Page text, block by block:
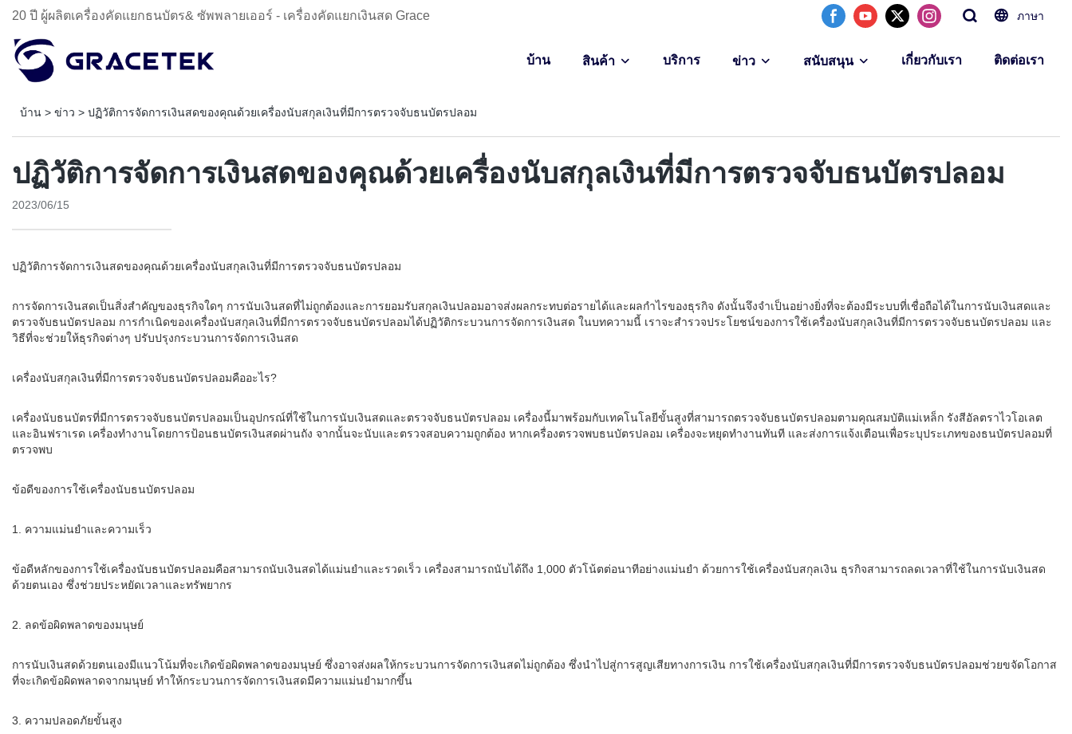
20 ปี ผู้ผลิตเครื่องคัดแยกธนบัตร& ซัพพลายเออร์ - เครื่องคัดแยกเงินสด Grace ภาษา
บ้าน สินค้า บริการ ข่าว สนับสนุน เกี่ยวกับเรา ติดต่อเรา
บ้าน > ข่าว > ปฏิวัติการจัดการเงินสดของคุณด้วยเครื่องนับสกุลเงินที่มีการตรวจจับธนบัตรปลอม
ปฏิวัติการจัดการเงินสดของคุณด้วยเครื่องนับสกุลเงินที่มีการตรวจจับธนบัตรปลอม
2023/06/15
ปฏิวัติการจัดการเงินสดของคุณด้วยเครื่องนับสกุลเงินที่มีการตรวจจับธนบัตรปลอม
การจัดการเงินสดเป็นสิ่งสำคัญของธุรกิจใดๆ การนับเงินสดที่ไม่ถูกต้องและการยอมรับสกุลเงินปลอมอาจส่งผลกระทบต่อรายได้และผลกำไรของธุรกิจ ดังนั้นจึงจำเป็นอย่างยิ่งที่จะต้องมีระบบที่เชื่อถือได้ในการนับเงินสดและ
ตรวจจับธนบัตรปลอม การกำเนิดของเครื่องนับสกุลเงินที่มีการตรวจจับธนบัตรปลอมได้ปฏิวัติกระบวนการจัดการเงินสด ในบทความนี้ เราจะสำรวจประโยชน์ของการใช้เครื่องนับสกุลเงินที่มีการตรวจจับธนบัตรปลอม และ
วิธีที่จะช่วยให้ธุรกิจต่างๆ ปรับปรุงกระบวนการจัดการเงินสด
เครื่องนับสกุลเงินที่มีการตรวจจับธนบัตรปลอมคืออะไร?
เครื่องนับธนบัตรที่มีการตรวจจับธนบัตรปลอมเป็นอุปกรณ์ที่ใช้ในการนับเงินสดและตรวจจับธนบัตรปลอม เครื่องนี้มาพร้อมกับเทคโนโลยีขั้นสูงที่สามารถตรวจจับธนบัตรปลอมตามคุณสมบัติแม่เหล็ก รังสีอัลตราไวโอเลต
และอินฟราเรด เครื่องทำงานโดยการป้อนธนบัตรเงินสดผ่านถัง จากนั้นจะนับและตรวจสอบความถูกต้อง หากเครื่องตรวจพบธนบัตรปลอม เครื่องจะหยุดทำงานทันที และส่งการแจ้งเตือนเพื่อระบุประเภทของธนบัตรปลอมที่
ตรวจพบ
ข้อดีของการใช้เครื่องนับธนบัตรปลอม
1. ความแม่นยำและความเร็ว
ข้อดีหลักของการใช้เครื่องนับธนบัตรปลอมคือสามารถนับเงินสดได้แม่นยำและรวดเร็ว เครื่องสามารถนับได้ถึง 1,000 ตัวโน้ตต่อนาทีอย่างแม่นยำ ด้วยการใช้เครื่องนับสกุลเงิน ธุรกิจสามารถลดเวลาที่ใช้ในการนับเงินสด
ด้วยตนเอง ซึ่งช่วยประหยัดเวลาและทรัพยากร
2. ลดข้อผิดพลาดของมนุษย์
การนับเงินสดด้วยตนเองมีแนวโน้มที่จะเกิดข้อผิดพลาดของมนุษย์ ซึ่งอาจส่งผลให้กระบวนการจัดการเงินสดไม่ถูกต้อง ซึ่งนำไปสู่การสูญเสียทางการเงิน การใช้เครื่องนับสกุลเงินที่มีการตรวจจับธนบัตรปลอมช่วยขจัดโอกาส
ที่จะเกิดข้อผิดพลาดจากมนุษย์ ทำให้กระบวนการจัดการเงินสดมีความแม่นยำมากขึ้น
3. ความปลอดภัยขั้นสูง